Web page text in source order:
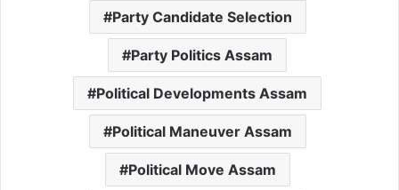
Party Candidate Selection
Party Politics Assam
Political Developments Assam
Political Maneuver Assam
Political Move Assam